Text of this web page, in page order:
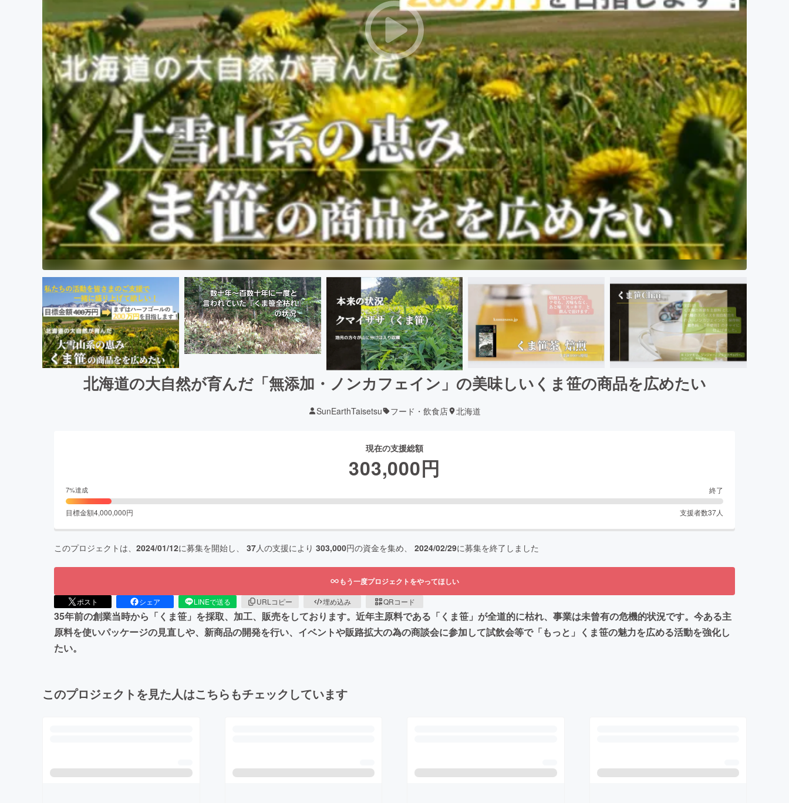
北海道の大自然が育んだ「無添加・ノンカフェイン」の美味しいくま笹の商品を広めたい
SunEarthTaisetsu フード・飲食店 北海道
現在の支援総額
303,000円
7%達成 終了
目標金額4,000,000円 支援者数37人
このプロジェクトは、 2024/01/12に募集を開始し、 37人の支援により 303,000円の資金を集め、 2024/02/29に募集を終了しました
もう一度プロジェクトをやってほしい
ポスト シェア LINEで送る URLコピー 埋め込み QRコード
35年前の創業当時から「くま笹」を採取、加工、販売をしております。近年主原料である「くま笹」が全道的に枯れ、事業は未曾有の危機的状況です。今ある主
原料を使いパッケージの見直しや、新商品の開発を行い、イベントや販路拡大の為の商談会に参加して試飲会等で「もっと」くま笹の魅力を広める活動を強化し
たい。
このプロジェクトを見た人はこちらもチェックしています